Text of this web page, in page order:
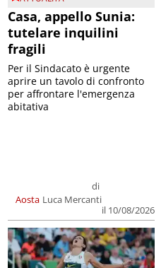
Casa, appello Sunia:
tutelare inquilini
fragili
Aosta
di
Luca Mercanti
il 10/08/2026
Per il Sindacato è urgente
aprire un tavolo di confronto
per affrontare l'emergenza
abitativa